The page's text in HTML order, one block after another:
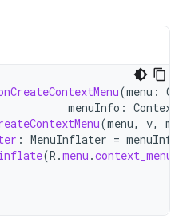
(menu :
menuInfo :
(menu, v,
: MenuInflater =
(R .menu .context_menu